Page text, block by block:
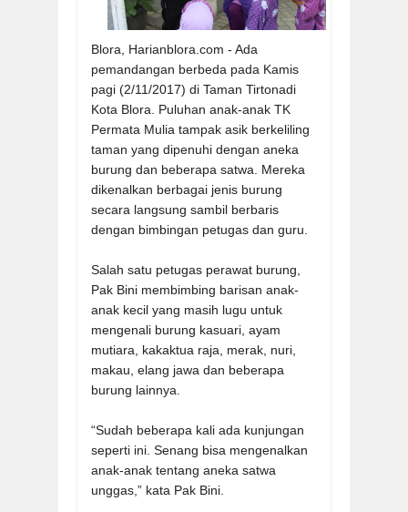
Blora, Harianblora.com - Ada
pemandangan berbeda pada Kamis
pagi (2/11/2017) di Taman Tirtonadi
Kota Blora. Puluhan anak-anak TK
Permata Mulia tampak asik berkeliling
taman yang dipenuhi dengan aneka
burung dan beberapa satwa. Mereka
dikenalkan berbagai jenis burung
secara langsung sambil berbaris
dengan bimbingan petugas dan guru.
Salah satu petugas perawat burung,
Pak Bini membimbing barisan anak-
anak kecil yang masih lugu untuk
mengenali burung kasuari, ayam
mutiara, kakaktua raja, merak, nuri,
makau, elang jawa dan beberapa
burung lainnya.
“Sudah beberapa kali ada kunjungan
seperti ini. Senang bisa mengenalkan
anak-anak tentang aneka satwa
unggas,” kata Pak Bini.